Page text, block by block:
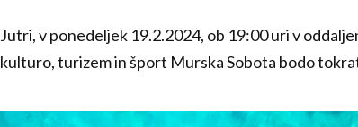
Jutri, v ponedeljek 19.2.2024, ob 19:00 uri v
kulturo, turizem in šport Murska Sobota bodo